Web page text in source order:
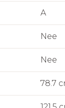
A
Nee
Nee
78.7